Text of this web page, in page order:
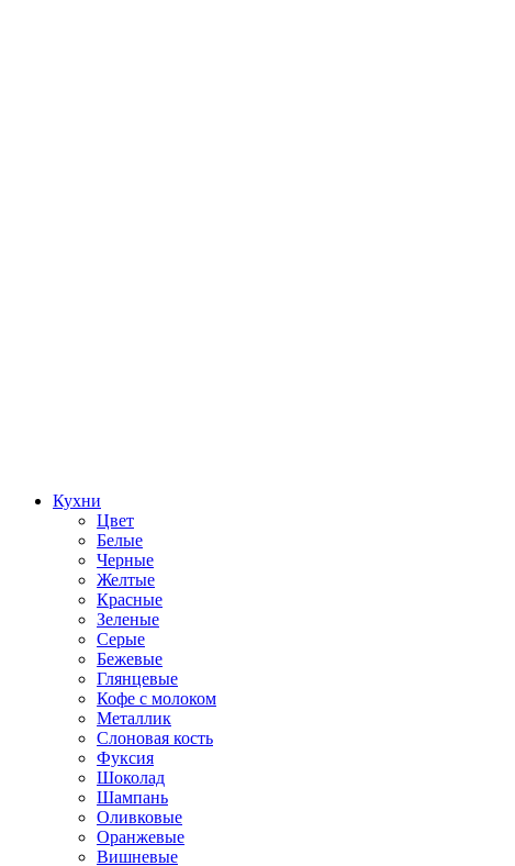
Кухни
Цвет
Белые
Черные
Желтые
Красные
Зеленые
Серые
Бежевые
Глянцевые
Кофе с молоком
Металлик
Слоновая кость
Фуксия
Шоколад
Шампань
Оливковые
Оранжевые
Вишневые